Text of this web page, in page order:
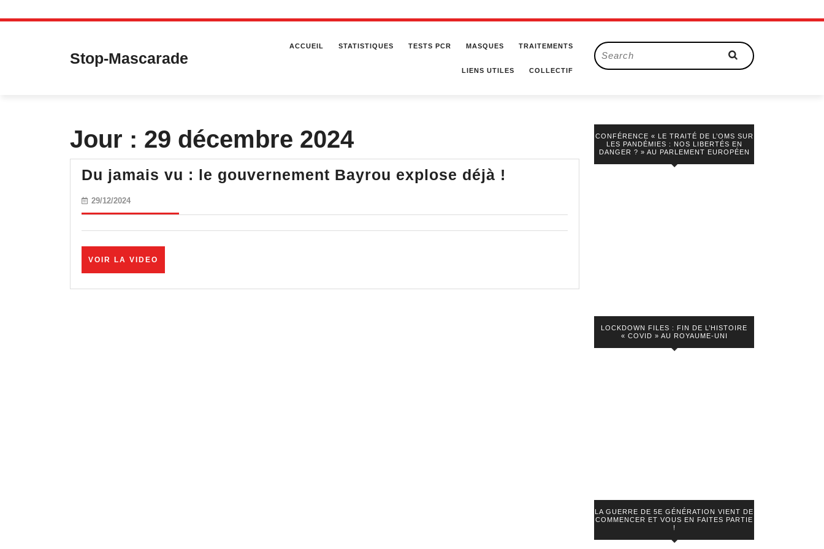
Skip
Stop-Mascarade
ACCUEIL STATISTIQUES TESTS PCR MASQUES TRAITEMENTS
LIENS UTILES COLLECTIF
Search
for:
Jour : 29 décembre 2024
Du jamais vu : le gouvernement Bayrou explose déjà !
vu
:
Bayrou
29/12/202429/12/2024
VOIR LA VIDEO
CONFÉRENCE « LE TRAITÉ DE L’OMS SUR
LES PANDÉMIES : NOS LIBERTÉS EN
DANGER ? » AU PARLEMENT EUROPÉEN
LOCKDOWN FILES : FIN DE L’HISTOIRE
« COVID » AU ROYAUME-UNI
LA GUERRE DE 5E GÉNÉRATION VIENT DE
COMMENCER ET VOUS EN FAITES PARTIE
!